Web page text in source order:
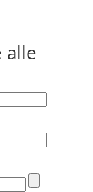
alle